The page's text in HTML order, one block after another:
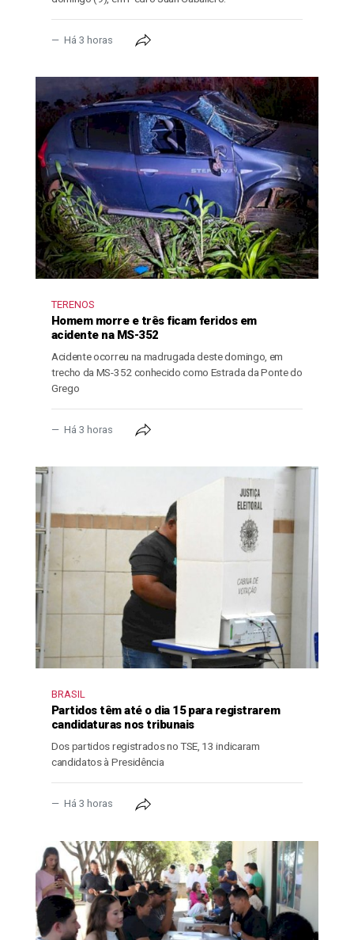
Há 3 horas
TERENOS
Homem morre e três ficam feridos em
acidente na MS-352
Acidente ocorreu na madrugada deste domingo, em
trecho da MS-352 conhecido como Estrada da Ponte do
Grego
Há 3 horas
BRASIL
Partidos têm até o dia 15 para registrarem
candidaturas nos tribunais
Dos partidos registrados no TSE, 13 indicaram
candidatos à Presidência
Há 3 horas